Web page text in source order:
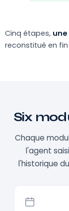
Cinq étapes,
reconstitué en
Six
Chaque
l'agent
l'historique